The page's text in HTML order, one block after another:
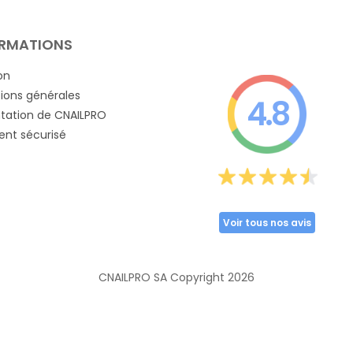
générales
de CNAILPRO
sécurisé
4.8
Voir tous nos avis
CNAILPRO SA Copyright 2026